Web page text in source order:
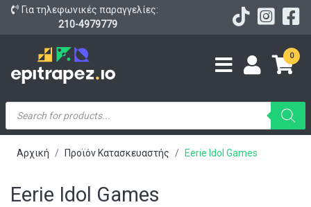
Για τηλεφωνικές παραγγελίες:
210-4979779
0
Products
search
Αρχική Προϊόν Κατασκευαστής Eerie Idol Games
Eerie Idol Games